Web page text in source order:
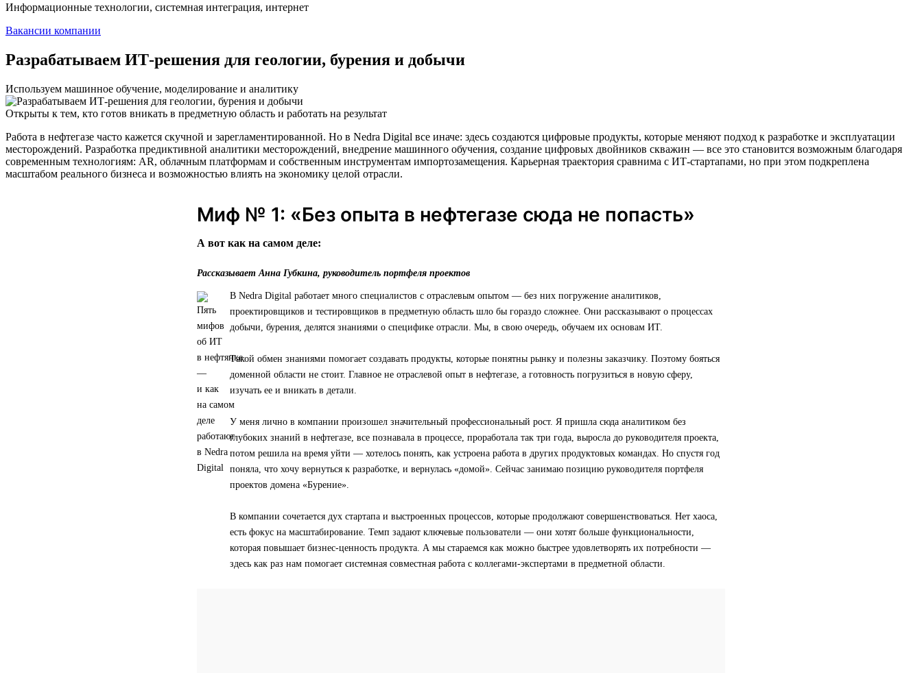
Информационные технологии, системная интеграция, интернет
Вакансии компании
Разрабатываем ИТ-решения для геологии, бурения и добычи
Используем машинное обучение, моделирование и аналитику
Открыты к тем, кто готов вникать в предметную область и работать на результат
Работа в нефтегазе часто кажется скучной и зарегламентированной. Но в Nedra Digital все иначе: здесь создаются цифровые продукты, которые меняют подход к разработке и эксплуатации
месторождений. Разработка предиктивной аналитики месторождений, внедрение машинного обучения, создание цифровых двойников скважин — все это становится возможным благодаря
современным технологиям: AR, облачным платформам и собственным инструментам импортозамещения. Карьерная траектория сравнима с ИТ-стартапами, но при этом подкреплена
масштабом реального бизнеса и возможностью влиять на экономику целой отрасли.
Миф № 1: «Без опыта в нефтегазе сюда не попасть»
А вот как на самом деле:
Рассказывает Анна Губкина, руководитель портфеля проектов
В Nedra Digital работает много специалистов с отраслевым опытом — без них погружение аналитиков,
проектировщиков и тестировщиков в предметную область шло бы гораздо сложнее. Они рассказывают о процессах
добычи, бурения, делятся знаниями о специфике отрасли. Мы, в свою очередь, обучаем их основам ИТ.
Такой обмен знаниями помогает создавать продукты, которые понятны рынку и полезны заказчику. Поэтому бояться
доменной области не стоит. Главное не отраслевой опыт в нефтегазе, а готовность погрузиться в новую сферу,
изучать ее и вникать в детали.
У меня лично в компании произошел значительный профессиональный рост. Я пришла сюда аналитиком без
глубоких знаний в нефтегазе, все познавала в процессе, проработала так три года, выросла до руководителя проекта,
потом решила на время уйти — хотелось понять, как устроена работа в других продуктовых командах. Но спустя год
поняла, что хочу вернуться к разработке, и вернулась «домой». Сейчас занимаю позицию руководителя портфеля
проектов домена «Бурение».
В компании сочетается дух стартапа и выстроенных процессов, которые продолжают совершенствоваться. Нет хаоса,
есть фокус на масштабирование. Темп задают ключевые пользователи — они хотят больше функциональности,
которая повышает бизнес-ценность продукта. А мы стараемся как можно быстрее удовлетворять их потребности —
здесь как раз нам помогает системная совместная работа с коллегами-экспертами в предметной области.